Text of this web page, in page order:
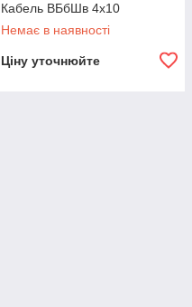
Кабель ВБбШв 4х10
Немає в наявності
Ціну уточнюйте